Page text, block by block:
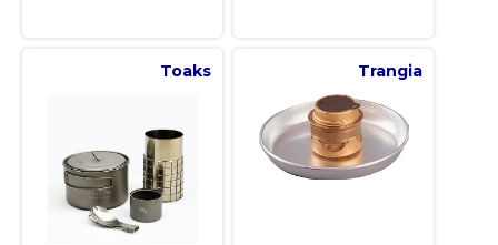
Toaks Trangia